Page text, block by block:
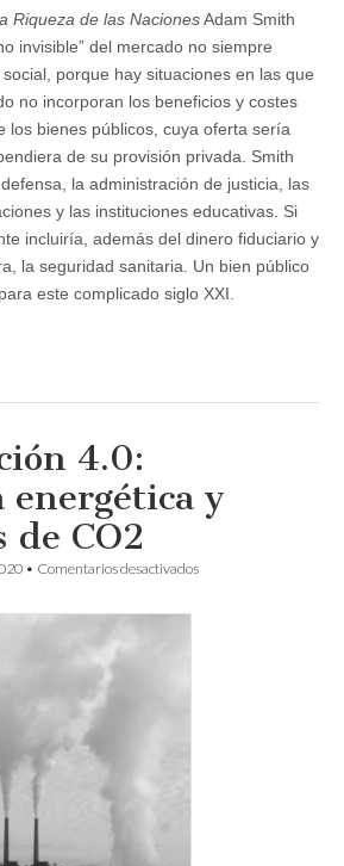
Riqueza de las NacionesAdam Smith
invisible” del mercado no siempre
porque hay situaciones en las que
no incorporan los beneficios y costes
los bienes públicos, cuya oferta sería
de su provisión privada. Smith
la administración de justicia, las
y las instituciones educativas. Si
incluiría, además del dinero fiduciario y
la seguridad sanitaria. Un bien público
este complicado siglo XXI.
4.0:
energética y
de CO2
• Comentarios desactivadosen